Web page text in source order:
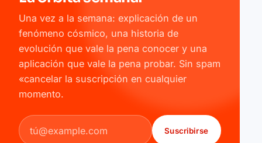
Una vez a la semana: explicación de un
fenómeno cósmico, una historia de
evolución que vale la pena conocer y una
aplicación que vale la pena probar. Sin spam
«cancelar la suscripción en cualquier
momento.
Dirección de correo electrónico
Suscribirse